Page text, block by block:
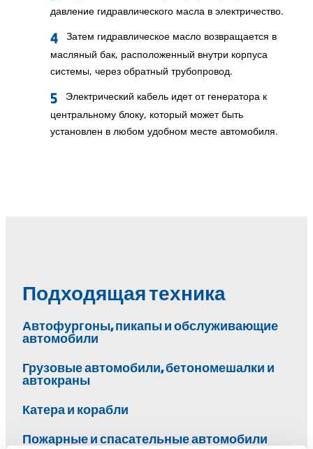
давление гидравлического масла в электричество.
Затем гидравлическое масло возвращается в
масляный бак, расположенный внутри корпуса
системы, через обратный трубопровод.
Электрический кабель идет от генератора к
центральному блоку, который может быть
установлен в любом удобном месте автомобиля.
Подходящая техника
Автофургоны, пикапы и обслуживающие
автомобили
Грузовые автомобили, бетономешалки и
автокраны
Катера и корабли
Пожарные и спасательные автомобили